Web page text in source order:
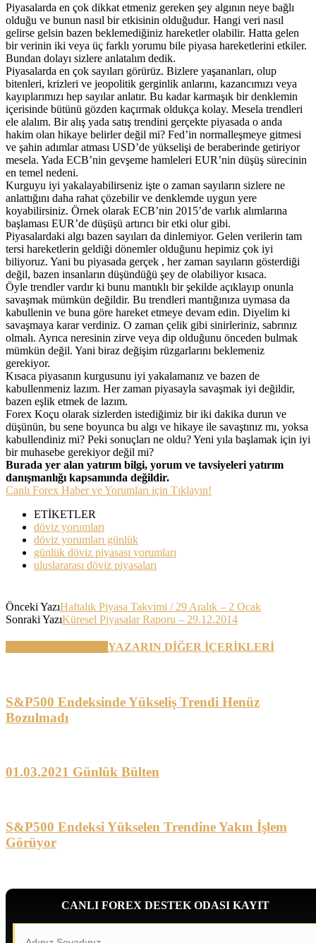
Piyasalarda en çok dikkat etmeniz gereken şey algının neye bağlı
olduğu ve bunun nasıl bir etkisinin olduğudur. Hangi veri nasıl
gelirse gelsin bazen beklemediğiniz hareketler olabilir. Hatta gelen
bir verinin iki veya üç farklı yorumu bile piyasa hareketlerini etkiler.
Bundan dolayı sizlere anlatalım dedik.
Piyasalarda en çok sayıları görürüz. Bizlere yaşananları, olup
bitenleri, krizleri ve jeopolitik gerginlik anlarını, kazancımızı veya
kayıplarımızı hep sayılar anlatır. Bu kadar karmaşık bir denklemin
içerisinde bütünü gözden kaçırmak oldukça kolay. Mesela trendleri
ele alalım. Bir alış yada satış trendini gerçekte piyasada o anda
hakim olan hikaye belirler değil mi? Fed’in normalleşmeye gitmesi
ve şahin adımlar atması USD’de yükselişi de beraberinde getiriyor
mesela. Yada ECB’nin gevşeme hamleleri EUR’nin düşüş sürecinin
en temel nedeni.
Kurguyu iyi yakalayabilirseniz işte o zaman sayıların sizlere ne
anlattığını daha rahat çözebilir ve denklemde uygun yere
koyabilirsiniz. Örnek olarak ECB’nin 2015’de varlık alımlarına
başlaması EUR’de düşüşü artırıcı bir etki olur gibi.
Piyasalardaki algı bazen sayıları da dinlemiyor. Gelen verilerin tam
tersi hareketlerin geldiği dönemler olduğunu hepimiz çok iyi
biliyoruz. Yani bu piyasada gerçek , her zaman sayıların gösterdiği
değil, bazen insanların düşündüğü şey de olabiliyor kısaca.
Öyle trendler vardır ki bunu mantıklı bir şekilde açıklayıp onunla
savaşmak mümkün değildir. Bu trendleri mantığınıza uymasa da
kabullenin ve buna göre hareket etmeye devam edin. Diyelim ki
savaşmaya karar verdiniz. O zaman çelik gibi sinirleriniz, sabrınız
olmalı. Ayrıca neresinin zirve veya dip olduğunu önceden bulmak
mümkün değil. Yani biraz değişim rüzgarlarını beklemeniz
gerekiyor.
Kısaca piyasanın kurgusunu iyi yakalamanız ve bazen de
kabullenmeniz lazım. Her zaman piyasayla savaşmak iyi değildir,
bazen eşlik etmek de lazım.
Forex Koçu olarak sizlerden istediğimiz bir iki dakika durun ve
düşünün, bu sene boyunca bu algı ve hikaye ile savaştınız mı, yoksa
kabullendiniz mi? Peki sonuçları ne oldu? Yeni yıla başlamak için iyi
bir muhasebe gerekiyor değil mi?
Burada yer alan yatırım bilgi, yorum ve tavsiyeleri yatırım
danışmanlığı kapsamında değildir.
Canlı Forex Haber ve Yorumları için Tıklayın!
ETİKETLER
döviz yorumları
döviz yorumları günlük
günlük döviz piyasası yorumları
uluslararası döviz piyasaları
Önceki YazıHaftalık Piyasa Takvimi / 29 Aralık – 2 Ocak
Sonraki YazıKüresel Piyasalar Raporu – 29.12.2014
YAZARIN DİĞER İÇERİKLERİ
S&P500 Endeksinde Yükseliş Trendi Henüz
Bozulmadı
01.03.2021 Günlük Bülten
S&P500 Endeksi Yükselen Trendine Yakın İşlem
Görüyor
CANLI FOREX DESTEK ODASI KAYIT